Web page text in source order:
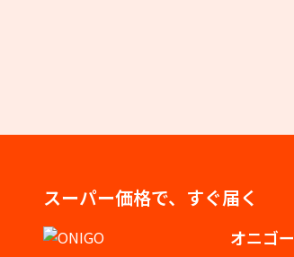
スーパー価格で、すぐ届く
オニゴー